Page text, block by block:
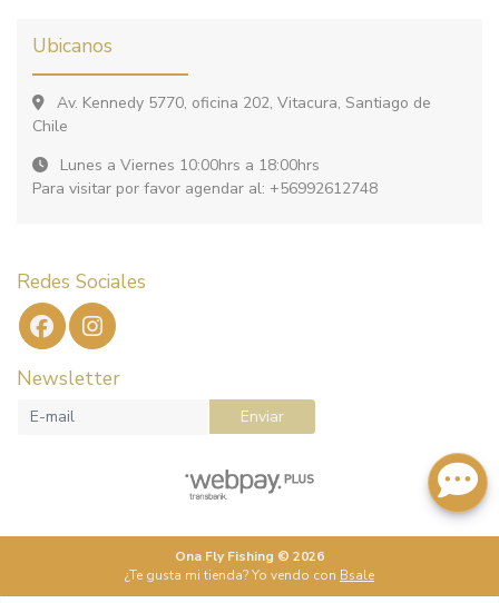
Ubicanos
Av. Kennedy 5770, oficina 202, Vitacura, Santiago de
Chile
Lunes a Viernes 10:00hrs a 18:00hrs
Para visitar por favor agendar al: +56992612748
Redes Sociales
Newsletter
Enviar
Ona Fly Fishing © 2026
¿Te gusta mi tienda? Yo vendo con Bsale